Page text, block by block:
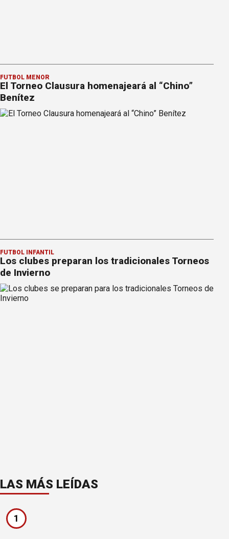
FÚTBOL MENOR
El Torneo Clausura homenajeará al “Chino”
Benítez
FÚTBOL INFANTIL
Los clubes preparan los tradicionales Torneos
de Invierno
LAS MÁS LEÍDAS
1